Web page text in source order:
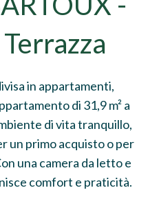
in appartamenti,
di 31,9 m² a
di vita tranquillo,
un primo acquisto o per
una camera da letto e
comfort e praticità.